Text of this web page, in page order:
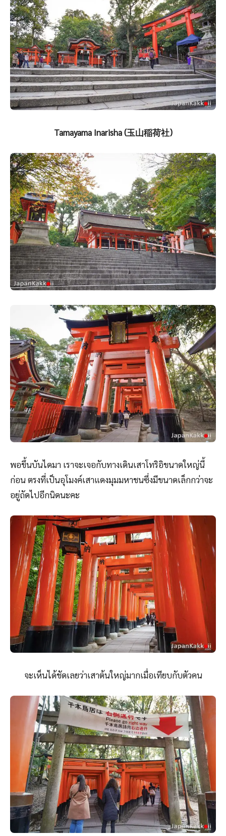
Tamayama Inarisha (玉山稲荷社)
พอขึ้นบันไดมา เราจะเจอกับทางเดินเสาโทริอิขนาดใหญ่นี้
ก่อน ตรงที่เป็นอุโมงค์เสาแดงมุมมหาชนซึ่งมีขนาดเล็กกว่าจะ
อยู่ถัดไปอีกนิดนะคะ
จะเห็นได้ชัดเลยว่าเสาต้นใหญ่มากเมื่อเทียบกับตัวคน